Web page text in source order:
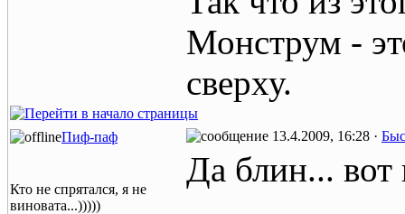
Монструм -
сверху.
Пиф-паф 13.4.2009, 16:28 ·
Кто не спрятался, я не
виновата...)))))
Да блин... вот